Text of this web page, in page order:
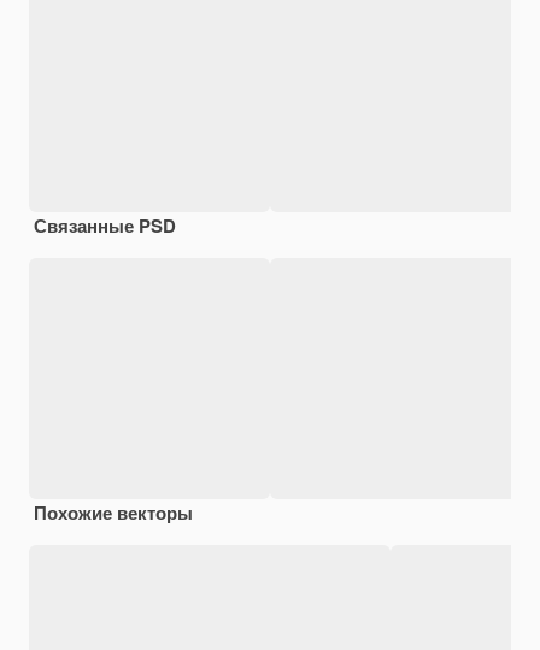
Связанные PSD
Похожие векторы